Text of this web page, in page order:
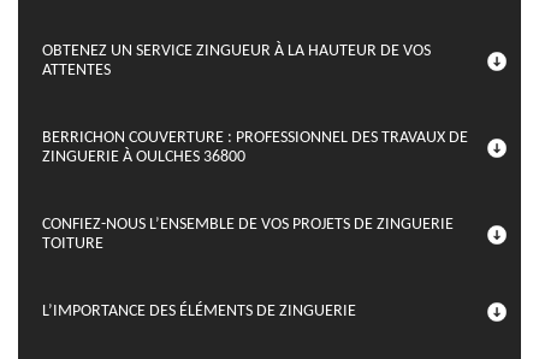
OBTENEZ UN SERVICE ZINGUEUR À LA HAUTEUR DE VOS
ATTENTES
BERRICHON COUVERTURE : PROFESSIONNEL DES TRAVAUX DE
ZINGUERIE À OULCHES 36800
CONFIEZ-NOUS L’ENSEMBLE DE VOS PROJETS DE ZINGUERIE
TOITURE
L’IMPORTANCE DES ÉLÉMENTS DE ZINGUERIE